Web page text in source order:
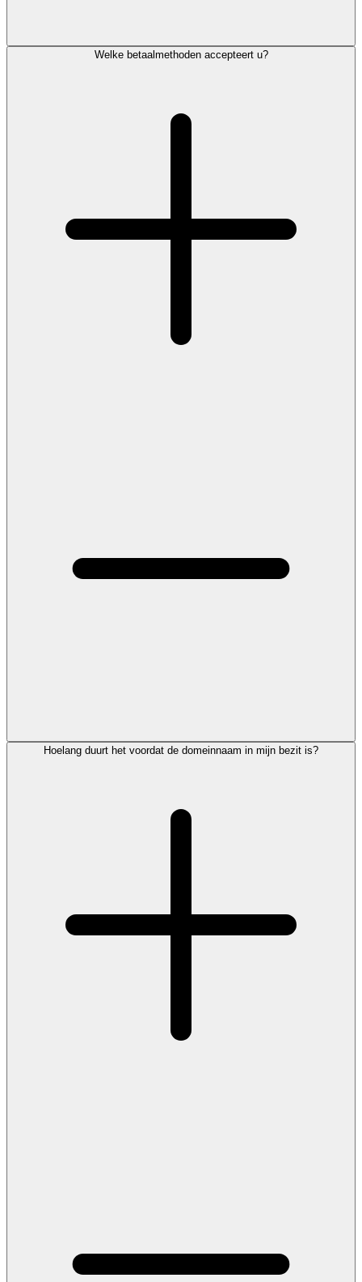
Welke betaalmethoden accepteert u?
Hoelang duurt het voordat de domeinnaam in mijn bezit is?